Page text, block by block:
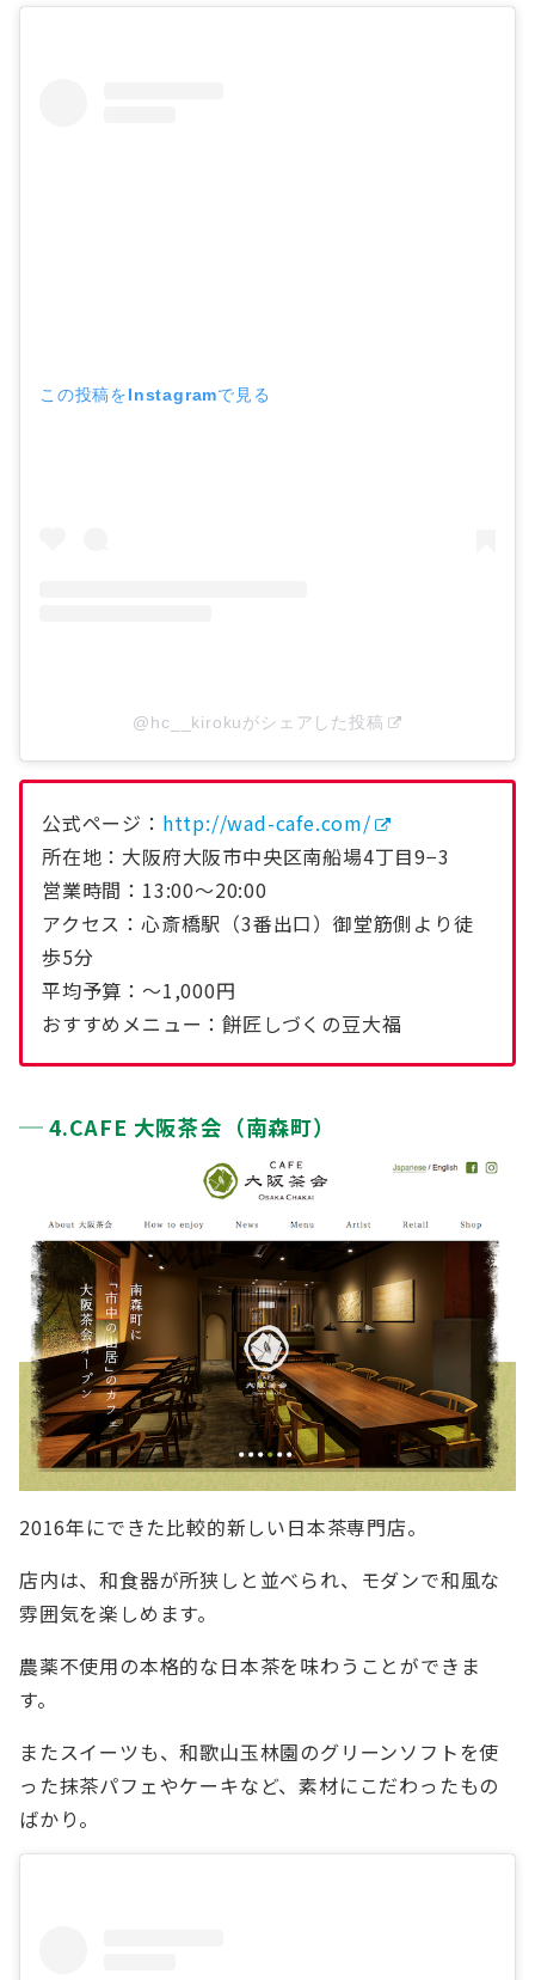
この投稿をInstagramで見る
@hc__kirokuがシェアした投稿
公式ページ： http://wad-cafe.com/
所在地：大阪府大阪市中央区南船場4丁目9−3
営業時間：13:00〜20:00
アクセス：心斎橋駅（3番出口）御堂筋側より徒
歩5分
平均予算：〜1,000円
おすすめメニュー：餅匠しづくの豆大福
4.CAFE 大阪茶会（南森町）
2016年にできた比較的新しい日本茶専門店。
店内は、和食器が所狭しと並べられ、モダンで和風な
雰囲気を楽しめます。
農薬不使用の本格的な日本茶を味わうことができま
す。
またスイーツも、和歌山玉林園のグリーンソフトを使
った抹茶パフェやケーキなど、素材にこだわったもの
ばかり。